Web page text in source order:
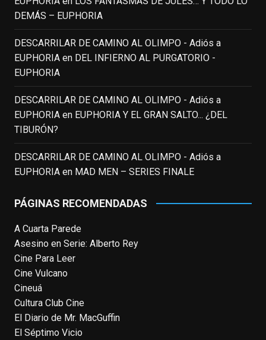
3 weeks ago
Fallece a los 78 años el actor
neozelandés Sam Neill. Aunque empezó a
ganar fama en la televisión en los ochenta
como el espía#Reillyen la miniserie
homónima (por la que se llevó su primera
nominación al Emmy), su verdadera
relevancia internacional le llegó en los
noventa gracias a#ParqueJurásico,
#LaCazaDelOctubreRojo ,#elpianoo el
telefilm #Merlín, por la que fue nominado al
Photo
View on Facebook
Hoy cumple 70 años Tom Hanks, uno de
los actores más aclamados, versátiles y
queridos de las últimas décadas, ganador
DEMÁS – EUPHORIA
DESCARRILAR DE CAMINO AL OLIMPO - Adiós a
EUPHORIAen DEL INFIERNO AL PURGATORIO -
EUPHORIA
DESCARRILAR DE CAMINO AL OLIMPO - Adiós a
EUPHORIAen EUPHORIA Y EL GRAN SALTO... ¿DEL
TIBURÓN?
DESCARRILAR DE CAMINO AL OLIMPO - Adiós a
EUPHORIAen MAD MEN – SERIES FINALE
PÁGINAS RECOMENDADAS
A Cuarta Parede
Asesino en Serie: Alberto Rey
Cine Para Leer
Cine Vulcano
Cineuá
Cultura Club Cine
El Diario de Mr. MacGuffin
El Séptimo Vicio